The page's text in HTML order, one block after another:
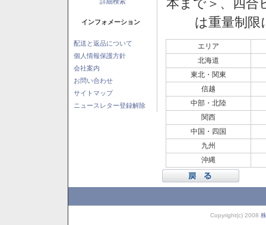
インフォメーション
配送と返品について
個人情報保護方針
会社案内
お問い合わせ
サイトマップ
ニュースレター登録解除
本まで＞、四
は重量制
エリア
北海道
東北・関東
信越
中部・北陸
関西
中国・四国
九州
沖縄
Copyright(c) 2008